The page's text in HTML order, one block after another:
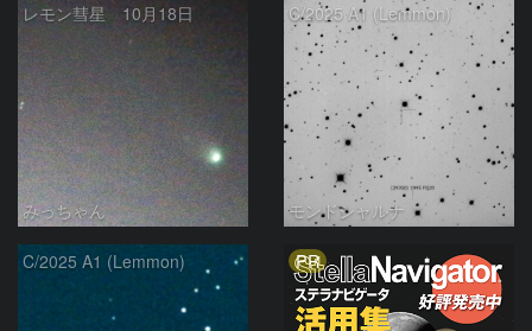
レモン彗星 10月18日
みっちゃん
C/2025 A1 (Lemmon)
モンドシャルナ
C/2025 A1 (Lemmon) PR